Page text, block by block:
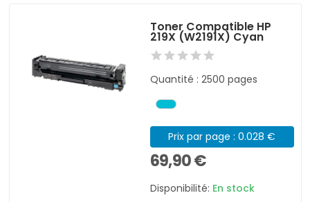
Toner Compatible HP
219X (W2191X) Cyan
Quantité : 2500 pages
Prix par page : 0.028 €
69,90 €
Disponibilité: En stock